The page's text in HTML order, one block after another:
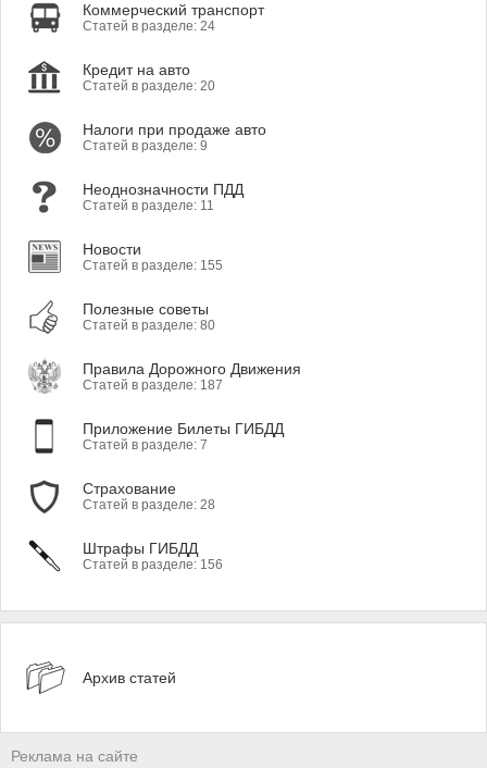
Коммерческий транспорт
Статей в разделе: 24
Кредит на авто
Статей в разделе: 20
Налоги при продаже авто
Статей в разделе: 9
Неоднозначности ПДД
Статей в разделе: 11
Новости
Статей в разделе: 155
Полезные советы
Статей в разделе: 80
Правила Дорожного Движения
Статей в разделе: 187
Приложение Билеты ГИБДД
Статей в разделе: 7
Страхование
Статей в разделе: 28
Штрафы ГИБДД
Статей в разделе: 156
Архив статей
Реклама на сайте